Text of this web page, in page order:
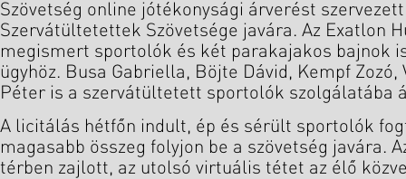
Szövetség online jótékonysági árverést
Szervátültetettek Szövetsége javára. Az Exatlon
megismert sportolók és két parakajakos bajnok
ügyhöz. Busa Gabriella, Böjte Dávid, Kempf
Péter is a szervátültetett sportolók szolgálatába
A licitálás hétfőn indult, ép és sérült sportolók
magasabb összeg folyjon be a szövetség javára.
térben zajlott, az utolsó virtuális tétet az élő